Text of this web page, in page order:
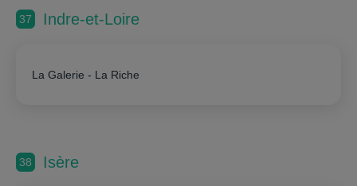
37 Indre-et-Loire
La Galerie - La Riche
38 Isère